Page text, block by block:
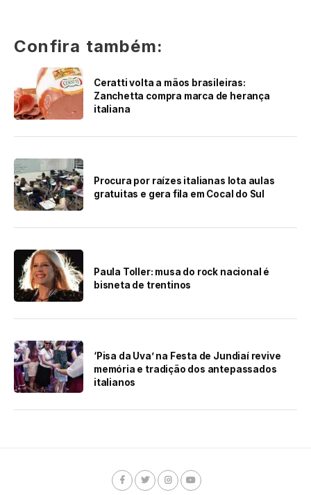
Confira também:
Ceratti volta a mãos brasileiras:
Zanchetta compra marca de herança
italiana
Procura por raízes italianas lota aulas
gratuitas e gera fila em Cocal do Sul
Paula Toller: musa do rock nacional é
bisneta de trentinos
‘Pisa da Uva’ na Festa de Jundiaí revive
memória e tradição dos antepassados
italianos